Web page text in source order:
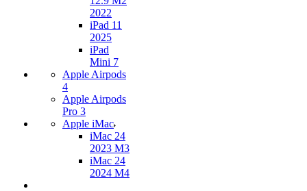
2022
iPad 11
2025
iPad
Mini 7
Apple Airpods
4
Apple Airpods
Pro 3
Apple iMac
iMac 24
2023 M3
iMac 24
2024 M4